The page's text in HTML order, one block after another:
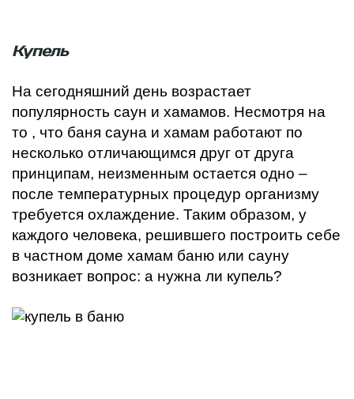
Купель
На сегодняшний день возрастает
популярность саун и хамамов. Несмотря на
то , что баня сауна и хамам работают по
несколько отличающимся друг от друга
принципам, неизменным остается одно –
после температурных процедур организму
требуется охлаждение. Таким образом, у
каждого человека, решившего построить себе
в частном доме хамам баню или сауну
возникает вопрос: а нужна ли купель?